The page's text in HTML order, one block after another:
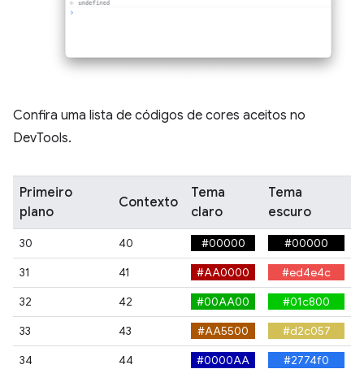
Confira uma lista de códigos de cores aceitos no
DevTools.
Primeiro
plano
Contexto
Tema
claro
Tema
escuro
30 40 #00000
#00000
31
41 #AA0000
#ed4e4c
32
42 #00AA00
#01c800
33
43 #AA5500
#d2c057
34
44 #0000AA
#2774f0